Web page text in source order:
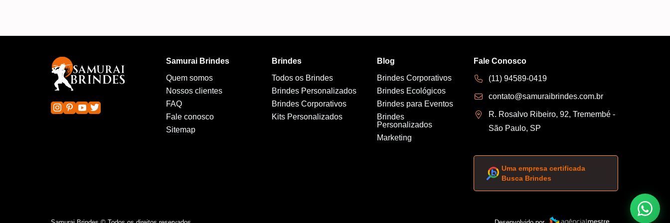
Samurai Brindes
Quem somos
Nossos clientes
FAQ
Fale conosco
Sitemap
Brindes
Todos os Brindes
Brindes Personalizados
Brindes Corporativos
Kits Personalizados
Blog
Brindes Corporativos
Brindes Ecológicos
Brindes para Eventos
Brindes
Personalizados
Marketing
Fale Conosco
(11) 94589-0419
contato@samuraibrindes.com.br
R. Rosalvo Ribeiro, 92, Tremembé -
São Paulo, SP
Uma empresa certificada
Busca Brindes